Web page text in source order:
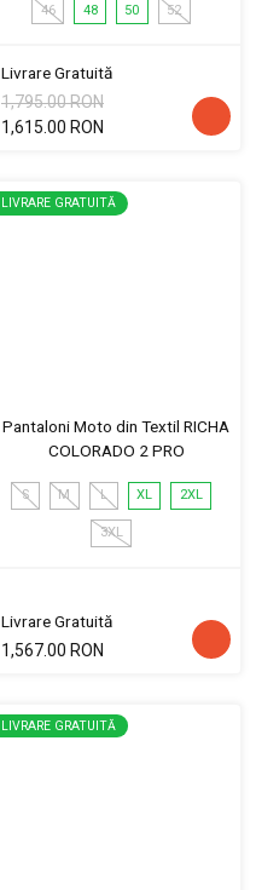
46 48 50 52
Livrare Gratuită
1,795.00 RON
1,615.00 RON
LIVRARE GRATUITĂ
Pantaloni Moto din Textil RICHA
COLORADO 2 PRO
S M L XL 2XL
3XL
Livrare Gratuită
1,567.00 RON
LIVRARE GRATUITĂ